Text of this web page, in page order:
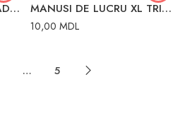
MANUSI DE LUCRU XL JADEVER MANUSI DE LUCRU XL TRICOTATE CU PUNCTE PVC JADEVER
10,00 MDL
… 5